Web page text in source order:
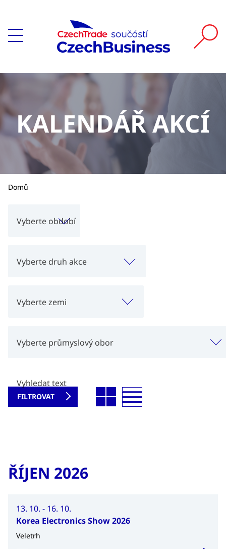
KALENDÁŘ AKCÍ
Domů
Vyberte období
Vyberte druh akce
Vyberte zemi
Vyberte průmyslový obor
Vyhledat text
ŘÍJEN 2026
13. 10. - 16. 10.
Korea Electronics Show 2026
Veletrh